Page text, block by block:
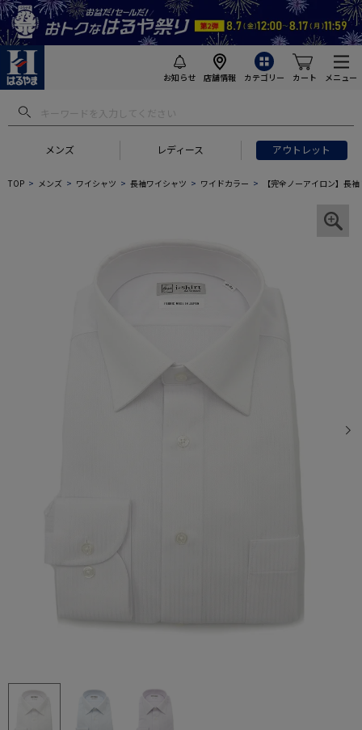
お知らせ 店舗情報 カテゴリー カート メニュー
メンズ レディース アウトレット
TOP メンズ ワイシャツ 長袖ワイシャツ ワイドカラー 【完全ノーアイロン】長